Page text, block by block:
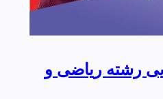
رشته ریاضی و